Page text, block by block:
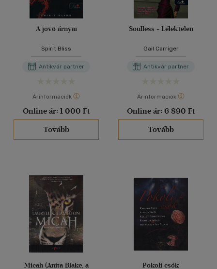
A jövő árnyai
Spirit Bliss
Antikvár partner
Árinformációk
Online ár: 1 000 Ft
Tovább
Soulless - Lélektelen
Gail Carriger
Antikvár partner
Árinformációk
Online ár: 6 890 Ft
Tovább
Micah (Anita Blake, a Pokoli csók